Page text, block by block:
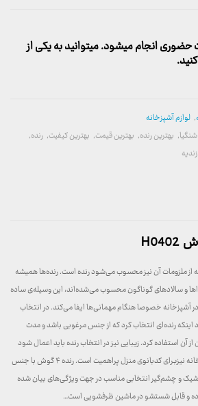
انجام میشود. میتوانید به یکی از
, لوازم آشپزخانه
, بهترین رنده, بهترین قیمت, بهترین کیفیت, رنده,
از ملزومات آن نیز محسوب می‌شود رنده است. رنده‌ها همیشه
و سالادهای گوناگون محسوب می‌شده‌اند، این وسیله‌ی ساده
آشپزخانه خصوصا هنگام مهمانی‌ها ایفا می‌کند. در انتخاب
رنده‌ای انتخاب کرد که از جنس مرغوبی باشد و مدت
آن استفاده کرد. زیبایی نیز در انتخاب رنده باید اعمال شود
چون دکوراسیون و چیدمان آشپزخانه نیزبرای کدبانوی منزل پراهمیت است. رنده ۴ گوش با جنس
و چشم‌گیر انتخابی مناسب در جهت ویژگی‌های بیان شده
و قابل شستشو در ماشین ظرفشویی است…